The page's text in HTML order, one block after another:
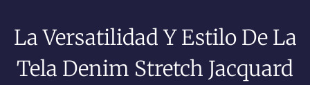
La Versatilidad Y Estilo De La
Tela Denim Stretch Jacquard